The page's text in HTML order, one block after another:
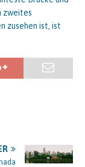
zweites
zusehen ist, ist